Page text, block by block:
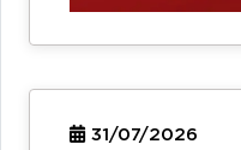
31/07/2026